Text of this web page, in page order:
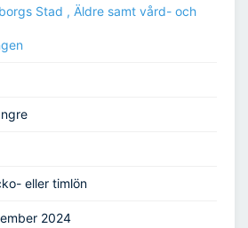
Stad , Äldre samt vård- och
eller timlön
2024